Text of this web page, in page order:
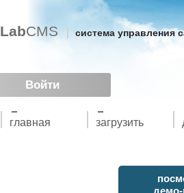
Войти
LabCMS система управления
главная загрузить